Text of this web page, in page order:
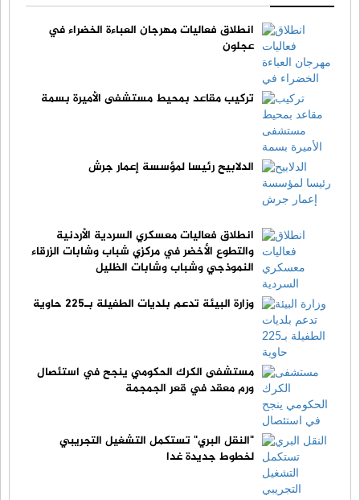
انطلاق فعاليات مهرجان العباءة الخضراء في
عجلون
تركيب مقاعد بمحيط مستشفى الأميرة بسمة
الدلابيح رئيسا لمؤسسة إعمار جرش
انطلاق فعاليات معسكري السردية الأردنية
والتطوع الأخضر في مركزي شباب وشابات الزرقاء
النموذجي وشباب وشابات الظليل
وزارة البيئة تدعم بلديات الطفيلة بـ225 حاوية
مستشفى الكرك الحكومي ينجح في استئصال
ورم معقد في قعر الجمجمة
"النقل البري" تستكمل التشغيل التجريبي
لخطوط جديدة غدا